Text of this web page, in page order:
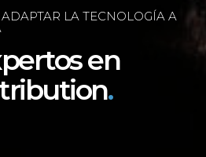
LA TECNOLOGÍA A
en
.